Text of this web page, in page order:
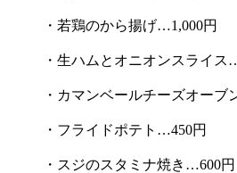
・若鶏のから揚げ…1,000円
・生ハムとオニオンスライス
・カマンベールチーズオーブ
・フライドポテト…450円
・スジのスタミナ焼き…600円